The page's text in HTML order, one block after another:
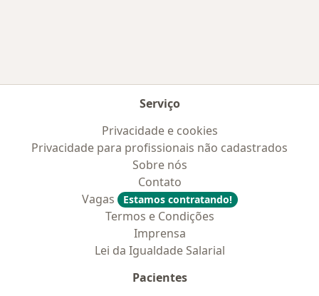
Serviço
Privacidade e cookies
Privacidade para profissionais não cadastrados
Sobre nós
Contato
Vagas
Estamos contratando!
Termos e Condições
Imprensa
Lei da Igualdade Salarial
Pacientes